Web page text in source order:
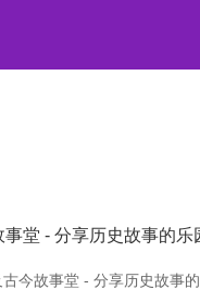
堂 - 分享历史故事的乐
今故事堂 - 分享历史故事